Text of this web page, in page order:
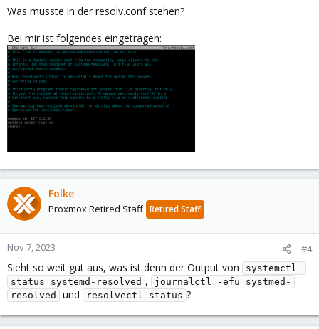
Was müsste in der resolv.conf stehen?
Bei mir ist folgendes eingetragen:
Folke
Proxmox Retired Staff Retired Staff
Nov 7, 2023 #4
Sieht so weit gut aus, was ist denn der Output von
systemctl
status systemd-resolved ,
journalctl -efu systmed-
resolved
und resolvectl status ?